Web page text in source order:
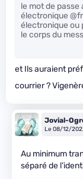
le mot de
électronique
électronique ou
le corps du
et Ils auraient
courrier ?
Jovial-
Le 08/12/
Au minimum
séparé de